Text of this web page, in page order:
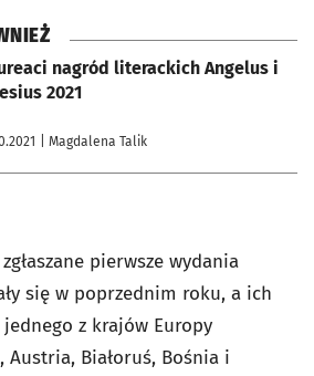
nagród literackich Angelus i
2021
| Magdalena Talik
pierwsze wydania
się w poprzednim roku, a ich
z krajów Europy
Austria, Białoruś, Bośnia i